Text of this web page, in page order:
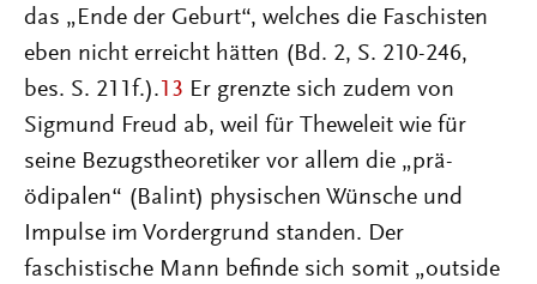
das „Ende der Geburt“, welches die Faschisten
eben nicht erreicht hätten (Bd. 2, S. 210-246,
bes. S. 211f.). 13 Er grenzte sich zudem von
Sigmund Freud ab, weil für Theweleit wie für
seine Bezugstheoretiker vor allem die „prä-
ödipalen“ (Balint) physischen Wünsche und
Impulse im Vordergrund standen. Der
faschistische Mann befinde sich somit „outside